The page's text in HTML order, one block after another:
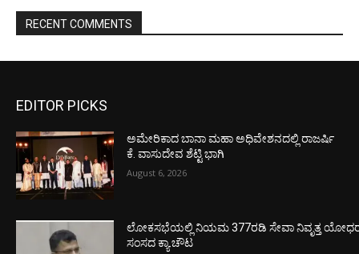
RECENT COMMENTS
EDITOR PICKS
ಅಮೇರಿಕಾದ ಬಾನಾ ಮಹಾ ಅಧಿವೇಶನದಲ್ಲಿ ರಾಜರ್ಷಿ
ಕೆ. ವಾಸುದೇವ ಶೆಟ್ಟಿ ಭಾಗಿ
August 6, 2026
ಲೋಕಸಭೆಯಲ್ಲಿ ನಿಯಮ 377ರಡಿ ಸೇವಾ ನಿವೃತ್ತ
ಸಂಸದ ಕ್ಯಾ.ಚೌಟ